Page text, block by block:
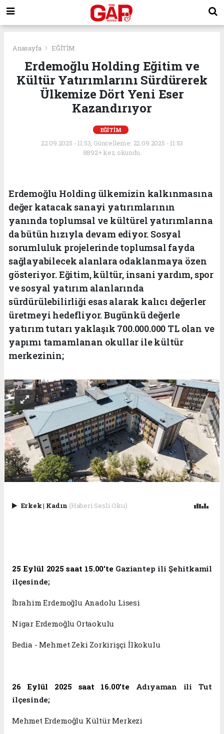
Anasayfa EĞİTİM
Erdemoğlu Holding Eğitim ve
Kültür Yatırımlarını Sürdürerek
Ülkemize Dört Yeni Eser
Kazandırıyor
EĞİTİM
22.09.2025 - 11:53, Güncelleme: 22.09.2025 - 11:53
8892+ kez okundu.
Erdemoğlu Holding ülkemizin kalkınmasına
değer katacak sanayi yatırımlarının
yanında toplumsal ve kültürel yatırımlarına
da bütün hızıyla devam ediyor. Sosyal
sorumluluk projelerinde toplumsal fayda
sağlayabilecek alanlara odaklanmaya özen
gösteriyor. Eğitim, kültür, insani yardım, spor
ve sosyal yatırım alanlarında
sürdürülebilirliği esas alarak kalıcı değerler
üretmeyi hedefliyor. Bugünkü değerle
yatırım tutarı yaklaşık 700.000.000 TL olan ve
yapımı tamamlanan okullar ile kültür
merkezinin;
Erkek| Kadın (Haberi Sesli Oku)
25 Eylül 2025 saat 15.00’te Gaziantep ili Şehitkamil
ilçesinde;
İbrahim Erdemoğlu Anadolu Lisesi
Nigar Erdemoğlu Ortaokulu
Bedia - Mehmet Zeki Zorkirişçi İlkokulu
26 Eylül 2025 saat 16.00’te Adıyaman ili Tut
ilçesinde;
Mehmet Erdemoğlu Kültür Merkezi